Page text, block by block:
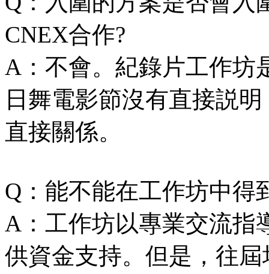
CNEX合作?
A：不會。紀錄片工作坊
日舞電影節沒有直接説
直接關係。
Q：能不能在工作坊中得
A：工作坊以專業交流指
供資金支持。但是，往